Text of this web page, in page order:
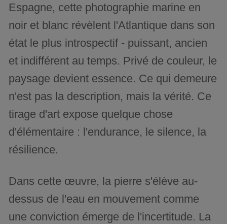
Espagne, cette photographie marine en
noir et blanc révèlent l'Atlantique dans son
état le plus introspectif - puissant, ancien
et indifférent au temps. Privé de couleur, le
paysage devient essence. Ce qui demeure
n'est pas la description, mais la vérité. Ce
tirage d'art expose quelque chose
d'élémentaire : l'endurance, le silence, la
résilience.
Dans cette œuvre, la pierre s'élève au-
dessus de l'eau en mouvement comme
une conviction émerge de l'incertitude. La